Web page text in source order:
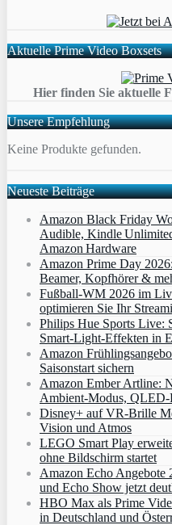
Aktuelle Prime Video Boxsets
Hier finden Sie aktuelle
Unsere Empfehlung
Keine Produkte gefunden.
Neueste Beiträge
Amazon Black Friday
Audible, Kindle
Amazon Hardware
Amazon Prime Day
Beamer, Kopfhörer &
Fußball-WM 2026 im
optimieren Sie Ihr
Philips Hue Sports Live:
Smart‑Light‑Effekten in
Amazon
Saisonstart sichern
Amazon Ember Artline:
Ambient‑Modus,
Disney+ auf VR-Brille
Vision und Atmos
LEGO Smart Play
ohne Bildschirm startet
Amazon Echo
und Echo Show jetzt
HBO Max als Prime
in Deutschland und